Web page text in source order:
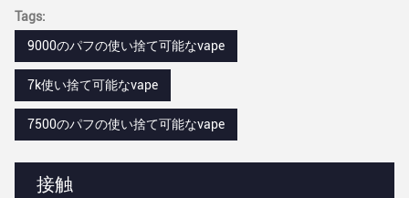
接触
Tags:
9000のパフの使い捨て可能なvape
7k使い捨て可能なvape
7500のパフの使い捨て可能なvape